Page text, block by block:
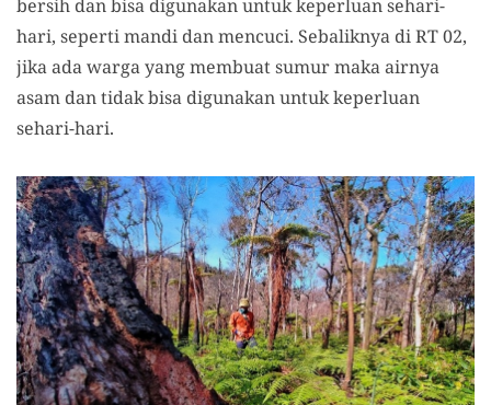
bersih dan bisa digunakan untuk keperluan sehari-
hari, seperti mandi dan mencuci. Sebaliknya di RT 02,
jika ada warga yang membuat sumur maka airnya
asam dan tidak bisa digunakan untuk keperluan
sehari-hari.